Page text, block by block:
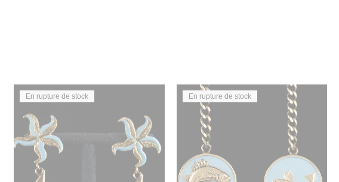
En rupture de stock En rupture de stock